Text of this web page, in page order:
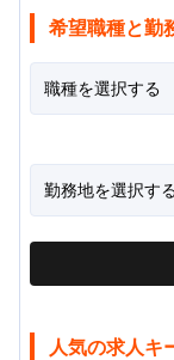
希望職種と勤
人気の求人キ